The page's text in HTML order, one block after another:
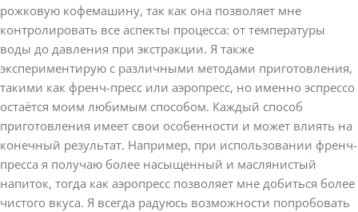
рожковую кофемашину, так как она позволяет мне
контролировать все аспекты процесса: от температуры
воды до давления при экстракции. Я также
экспериментирую с различными методами приготовления,
такими как френч-пресс или аэропресс, но именно эспрессо
остаётся моим любимым способом. Каждый способ
приготовления имеет свои особенности и может влиять на
конечный результат. Например, при использовании френч-
пресса я получаю более насыщенный и маслянистый
напиток, тогда как аэропресс позволяет мне добиться более
чистого вкуса. Я всегда радуюсь возможности попробовать